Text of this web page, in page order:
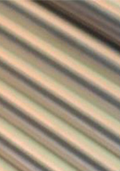
/ 2Tubo revestido
de aço